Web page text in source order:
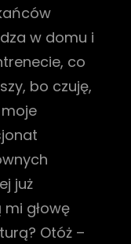
w domu i
co
bo czuję,
już
głowę
Otóż –